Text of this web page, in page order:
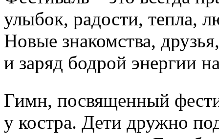
улыбок, радости, тепла,
Новые знакомства,
и заряд бодрой энергии
Гимн, посвященный
у костра. Дети дружно